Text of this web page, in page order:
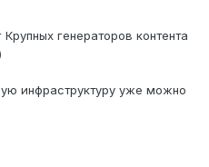
генераторов контента
инфраструктуру уже можно